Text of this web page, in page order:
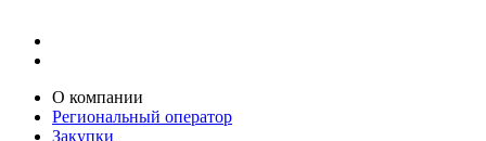
О компании
Региональный оператор
Закупки